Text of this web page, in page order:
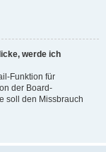
werde ich
Funktion für
der Board-
soll den Missbrauch